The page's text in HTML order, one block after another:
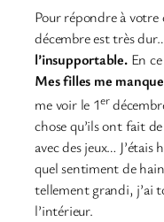
Pour répondre à votre
décembre est très
l’insupportable.En ce
Mes filles me
me voir le 1er
chose qu’ils ont fait
avec des jeux… J’étais
quel sentiment de
tellement grandi, j’ai
l’intérieur.